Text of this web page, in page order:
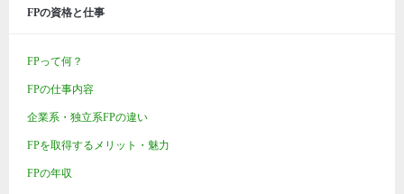
FPの資格と仕事
FPって何？
FPの仕事内容
企業系・独立系FPの違い
FPを取得するメリット・魅力
FPの年収